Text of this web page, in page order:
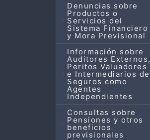
Denuncias sobre
Productos o
Servicios del
Sistema Financiero
y Mora Previsional
Información sobre
Auditores Externos,
Peritos Valuadores
e Intermediarios de
Seguros como
Agentes
Independientes
Consultas sobre
Pensiones y otros
beneficios
previsionales